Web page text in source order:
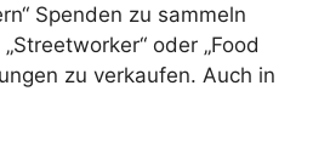
Spenden zu sammeln
oder „Food
zu verkaufen. Auch in